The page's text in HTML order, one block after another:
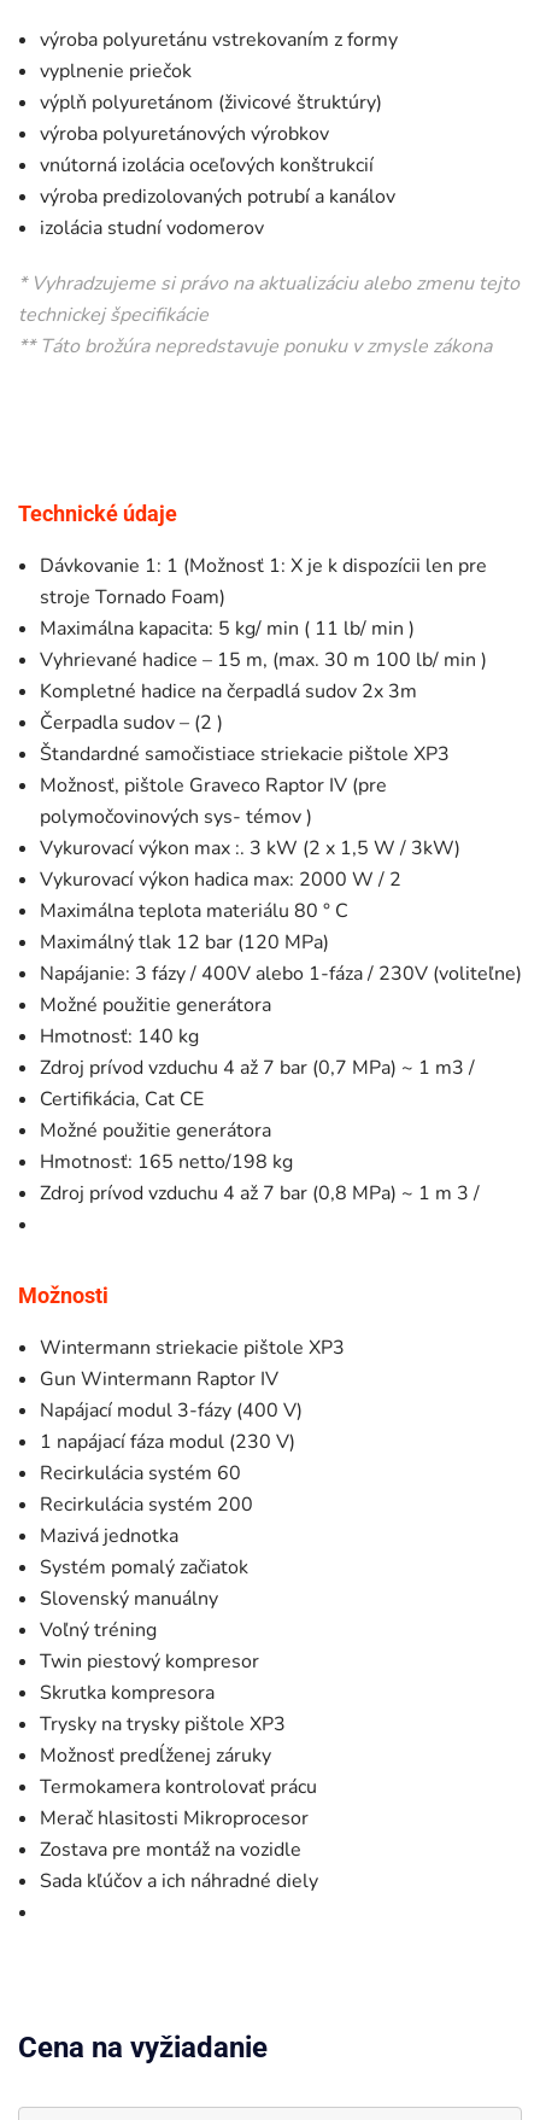
výroba polyuretánu vstrekovaním z formy
vyplnenie priečok
výplň polyuretánom (živicové štruktúry)
výroba polyuretánových výrobkov
vnútorná izolácia oceľových konštrukcií
výroba predizolovaných potrubí a kanálov
izolácia studní vodomerov
* Vyhradzujeme si právo na aktualizáciu alebo zmenu tejto
technickej špecifikácie
** Táto brožúra nepredstavuje ponuku v zmysle zákona
Technické údaje
Dávkovanie 1: 1 (Možnosť 1: X je k dispozícii len pre
stroje Tornado Foam)
Maximálna kapacita: 5 kg/ min ( 11 lb/ min )
Vyhrievané hadice – 15 m, (max. 30 m 100 lb/ min )
Kompletné hadice na čerpadlá sudov 2x 3m
Čerpadla sudov – (2 )
Štandardné samočistiace striekacie pištole XP3
Možnosť, pištole Graveco Raptor IV (pre
polymočovinových sys- témov )
Vykurovací výkon max :. 3 kW (2 x 1,5 W / 3kW)
Vykurovací výkon hadica max: 2000 W / 2
Maximálna teplota materiálu 80 ° C
Maximálný tlak 12 bar (120 MPa)
Napájanie: 3 fázy / 400V alebo 1-fáza / 230V (voliteľne)
Možné použitie generátora
Hmotnosť: 140 kg
Zdroj prívod vzduchu 4 až 7 bar (0,7 MPa) ~ 1 m3 /
Certifikácia, Cat CE
Možné použitie generátora
Hmotnosť: 165 netto/198 kg
Zdroj prívod vzduchu 4 až 7 bar (0,8 MPa) ~ 1 m 3 /
Možnosti
Wintermann striekacie pištole XP3
Gun Wintermann Raptor IV
Napájací modul 3-fázy (400 V)
1 napájací fáza modul (230 V)
Recirkulácia systém 60
Recirkulácia systém 200
Mazivá jednotka
Systém pomalý začiatok
Slovenský manuálny
Voľný tréning
Twin piestový kompresor
Skrutka kompresora
Trysky na trysky pištole XP3
Možnosť predĺženej záruky
Termokamera kontrolovať prácu
Merač hlasitosti Mikroprocesor
Zostava pre montáž na vozidle
Sada kľúčov a ich náhradné diely
Cena na vyžiadanie